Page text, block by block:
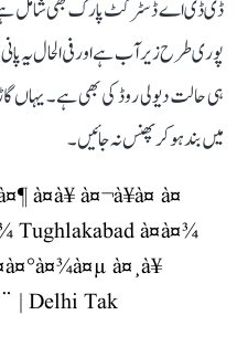
پوری طرح زیر آب ہے اور فی الحال یہ
ہی حالت دیولی روڈ کی بھی ہے۔ یہاں
میں بند ہو کر پھنس نہ جائیں۔
à¤¬à¥à¤ à¤
Tughlakabad à¤à¤¾
à¤¸à¥
| Delhi Tak